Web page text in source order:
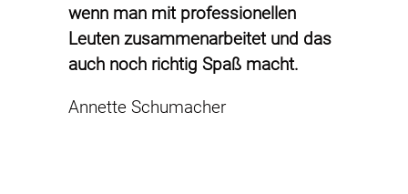
wenn man mit professionellen
Leuten zusammenarbeitet und das
auch noch richtig Spaß macht.
Annette Schumacher